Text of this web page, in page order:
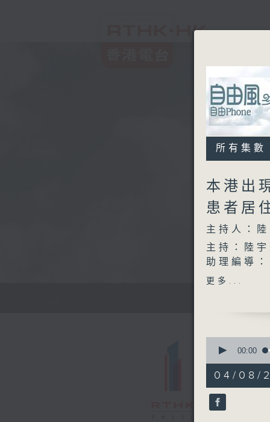
所有集數
本港出
患者居
主持人：
主持：陸
助理編導
高級編導
更多...
seconds
hour,
59
minutes,
31
00:00
04/08/